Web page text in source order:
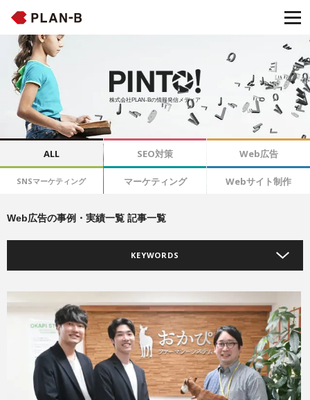
株式会社PLAN-Bの情報発信メディア
ALL SEO対策 Web広告
SNSマーケティング マーケティング Webサイト制作
Web広告の事例・実績一覧 記事一覧
KEYWORDS